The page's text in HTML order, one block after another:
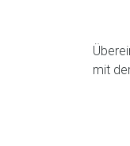
mit